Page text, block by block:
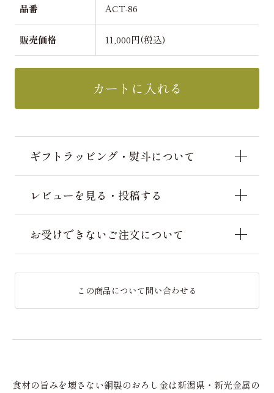
品番 ACT-86
販売価格 11,000円(税込)
カートに入れる
ギフトラッピング・熨斗について
レビューを見る・投稿する
お受けできないご注文について
この商品について問い合わせる
食材の旨みを壊さない銅製のおろし金は新潟県・新光金属の